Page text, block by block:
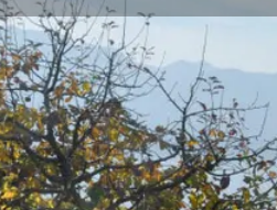
ACP Productions
50 évènements cet
Six humoristes viennent à votre